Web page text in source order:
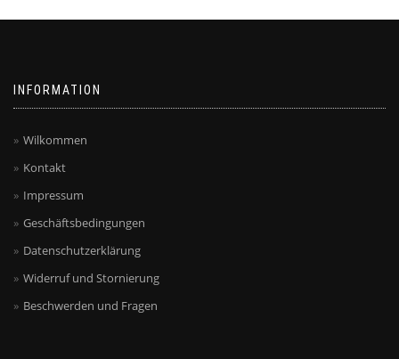
INFORMATION
Wilkommen
Kontakt
Impressum
Geschäftsbedingungen
Datenschutzerklärung
Widerruf und Stornierung
Beschwerden und Fragen